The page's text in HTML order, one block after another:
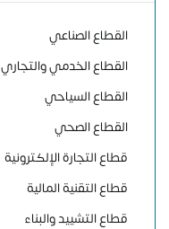
القطاع الصناعي
القطاع الخدمي والتجاري
القطاع السياحي
القطاع الصحي
قطاع التجارة الإلكترونية
قطاع التقنية المالية
قطاع التشييد والبناء